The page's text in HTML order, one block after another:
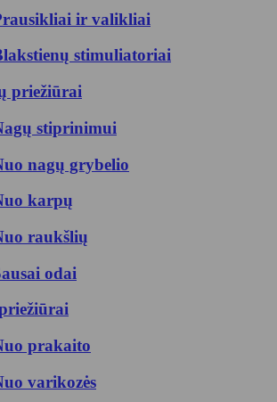
ir valikliai
stimuliatoriai
priežiūrai
stiprinimui
nagų grybelio
karpų
raukšlių
odai
prakaito
varikozės